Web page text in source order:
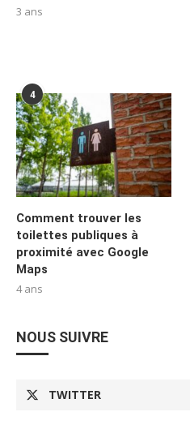
3 ans
4
Comment trouver les
toilettes publiques à
proximité avec Google
Maps
4 ans
NOUS SUIVRE
TWITTER